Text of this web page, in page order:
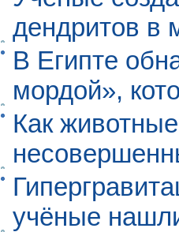
дендритов в
В Египте
мордой»,
Как
учёные